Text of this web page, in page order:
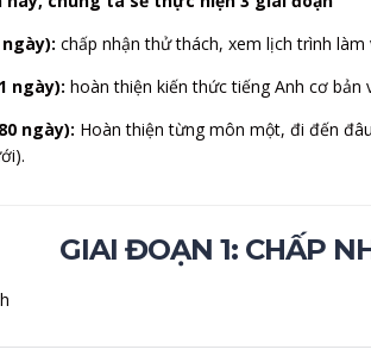
chấp nhận thử thách, xem lịch trình
ngày): hoàn thiện kiến thức tiếng Anh cơ
ngày): Hoàn thiện từng môn một, đi đến
GIAI ĐOẠN 1: CHẤP